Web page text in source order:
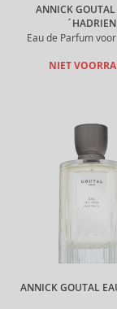
ANNICK GOUTAL
´HADRIEN
Eau de Parfum
NIET
ANNICK GOUTAL